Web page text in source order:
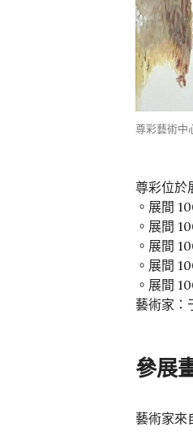
尊彩藝術中
尊彩位於
。展間
。展間
。展間
。展間
。展間
藝術家：
參展
藝術家來